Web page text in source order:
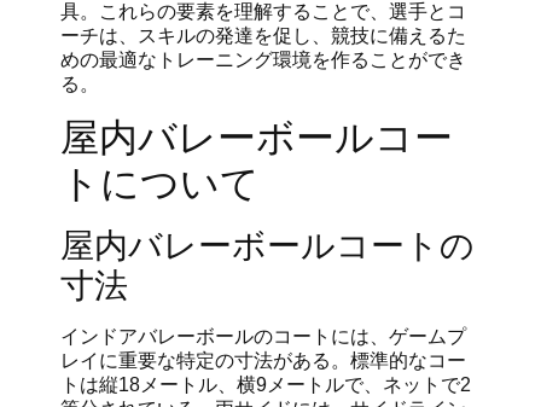
具。これらの要素を理解することで、選手とコ
ーチは、スキルの発達を促し、競技に備えるた
めの最適なトレーニング環境を作ることができ
る。
屋内バレーボールコー
トについて
屋内バレーボールコートの
寸法
インドアバレーボールのコートには、ゲームプ
レイに重要な特定の寸法がある。標準的なコー
トは縦18メートル、横9メートルで、ネットで2